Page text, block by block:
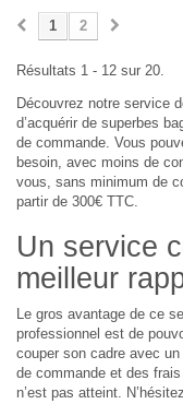
1 2
Résultats 1 - 12 sur 20.
Découvrez notre service
d’acquérir de superbes
de commande. Vous
besoin, avec moins de
vous, sans minimum de
partir de 300€ TTC.
Un service
meilleur
Le gros avantage de ce
professionnel est de
couper son cadre avec
de commande et des
n’est pas atteint.